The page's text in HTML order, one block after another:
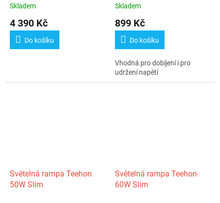
Skladem
4 390 Kč
Do košíku
Skladem
899 Kč
Do košíku
Vhodná pro dobíjení i pro
udržení napětí
Světelná rampa Teehon
50W Slim
Světelná rampa Teehon
60W Slim